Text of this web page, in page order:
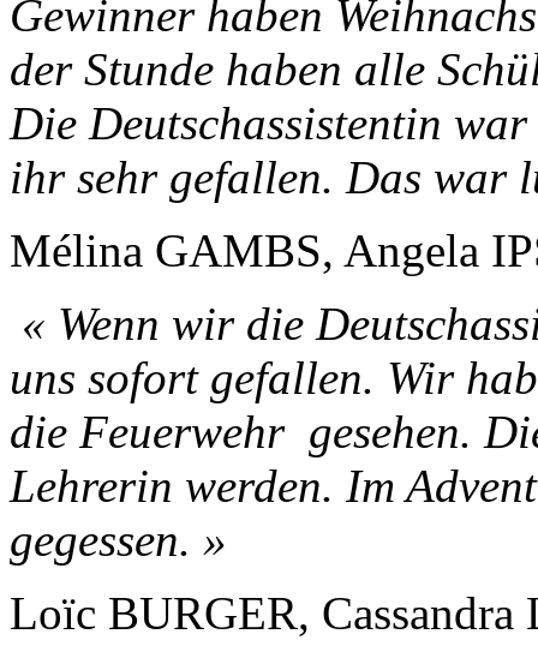
Gewinner haben
der Stunde haben alle
Die Deutschassistentin
ihr sehr gefallen. Das war
Mélina GAMBS, Angela
« Wenn wir die
uns sofort gefallen. Wir
die Feuerwehr gesehen.
Lehrerin werden. Im
gegessen. »
Loïc BURGER,